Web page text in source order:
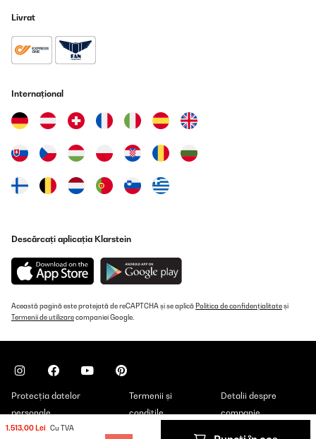
1.513,00 Lei Cu TVA
Livrat
Internațional
Descărcați aplicația Klarstein
Această pagină este protejată de reCAPTCHA și se aplică Politica de confidențialitateși
Termenii de utilizarecompaniei Google.
Protecția datelor
personale
Termenii și
condițile
Detalii despre
companie